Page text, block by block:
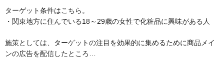
ターゲット条件はこちら。
・関東地方に住んでいる18～29歳の女性で化粧品に興味がある人
施策としては、ターゲットの注目を効果的に集めるために商品メイ
ンの広告を配信したところ…